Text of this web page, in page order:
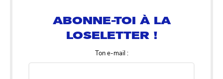
Ton e-mail :